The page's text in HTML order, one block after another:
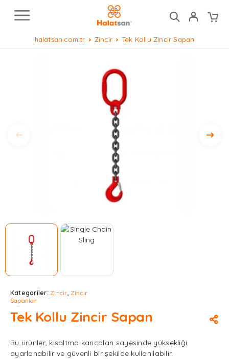
halatsan.com.tr Zincir Tek Kollu Zincir Sapan
Kategoriler:Zincir,Zincir
Sapanlar
Tek Kollu Zincir Sapan
Bu ürünler, kısaltma kancaları sayesinde yüksekliği
ayarlanabilir ve güvenli bir şekilde kullanılabilir.